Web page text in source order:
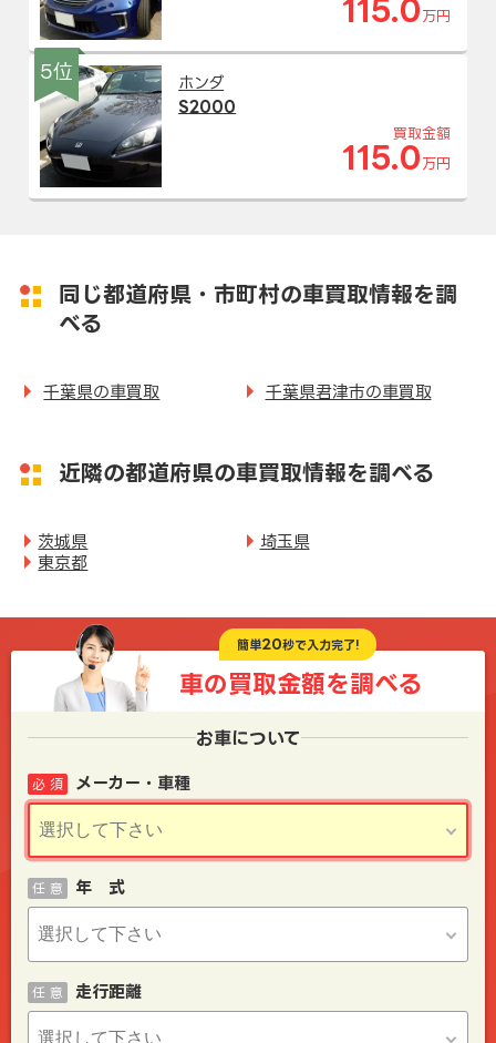
115.0 万円
5位
ホンダ
S2000
買取金額
115.0 万円
同じ都道府県・市町村の車買取情報を調
べる
千葉県の車買取 千葉県君津市の車買取
近隣の都道府県の車買取情報を調べる
茨城県
埼玉県
東京都
簡単20秒で入力完了!
車の買取金額を調べる
お車について
メーカー・車種
必 須
年 式
任 意
走行距離
任 意